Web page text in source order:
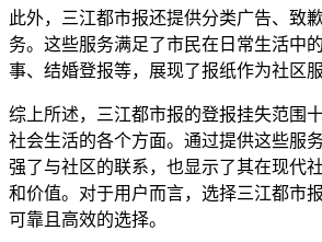
此外，三江都市报还提供分类广告、致
务。这些服务满足了市民在日常生活中
事、结婚登报等，展现了报纸作为社区
综上所述，三江都市报的登报挂失范围
社会生活的各个方面。通过提供这些服
强了与社区的联系，也显示了其在现代
和价值。对于用户而言，选择三江都市
可靠且高效的选择。